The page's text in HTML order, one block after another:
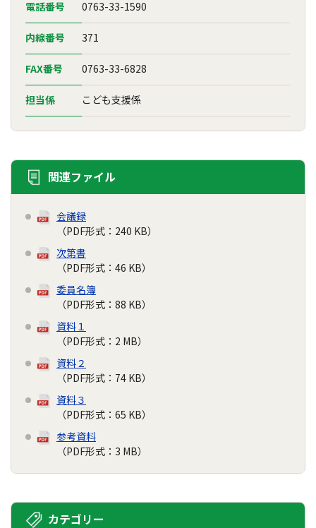
電話番号 0763-33-1590
内線番号 371
FAX番号 0763-33-6828
担当係 こども支援係
関連ファイル
会議録
（PDF形式：240 KB）
次第書
（PDF形式：46 KB）
委員名簿
（PDF形式：88 KB）
資料１
（PDF形式：2 MB）
資料２
（PDF形式：74 KB）
資料３
（PDF形式：65 KB）
参考資料
（PDF形式：3 MB）
カテゴリー